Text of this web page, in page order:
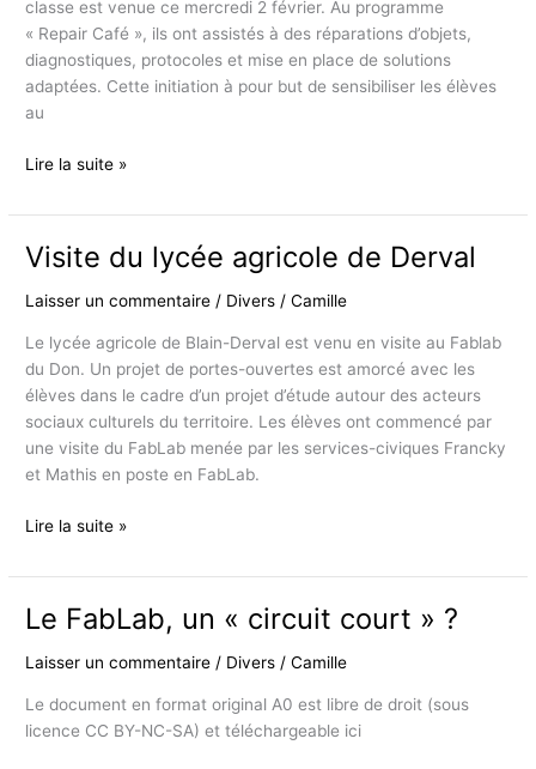
classe est venue ce mercredi 2 février. Au programme
« Repair Café », ils ont assistés à des réparations d’objets,
diagnostiques, protocoles et mise en place de solutions
adaptées. Cette initiation à pour but de sensibiliser les élèves
au
#2
du
lycée
agricole
SAINT-
de
Derval
Lire la suite »
Visite du lycée agricole de Derval
Laisser un commentaire / Divers /Camille
Le lycée agricole de Blain-Derval est venu en visite au Fablab
du Don. Un projet de portes-ouvertes est amorcé avec les
élèves dans le cadre d’un projet d’étude autour des acteurs
sociaux culturels du territoire. Les élèves ont commencé par
une visite du FabLab menée par les services-civiques Francky
et Mathis en poste en FabLab.
Visite
lycée
agricole
de
Derval
Lire la suite »
Le FabLab, un « circuit court » ?
Laisser un commentaire / Divers /Camille
Le document en format original A0 est libre de droit (sous
licence CC BY-NC-SA) et téléchargeable ici